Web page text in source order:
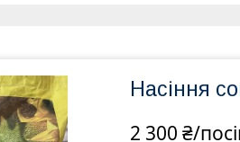
Насіння
2 300 ₴/